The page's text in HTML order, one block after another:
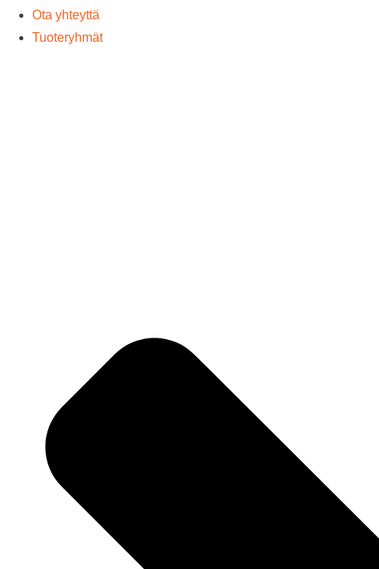
Ota yhteyttä
Tuoteryhmät